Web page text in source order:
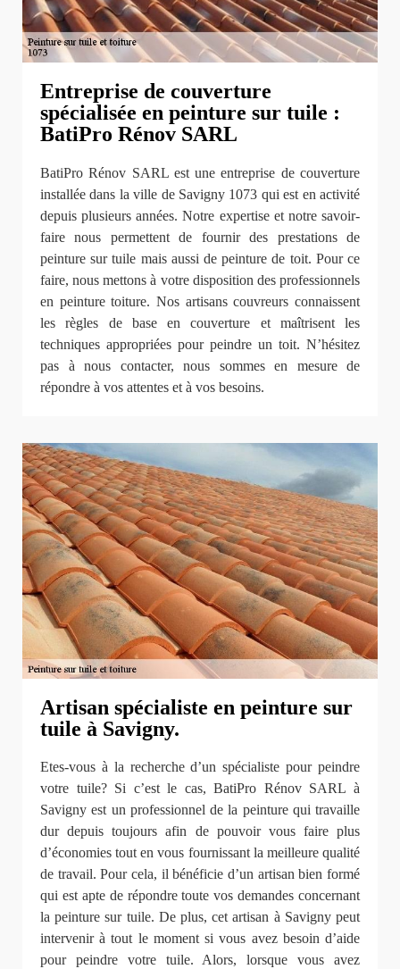
Entreprise de couverture
spécialisée en peinture sur tuile :
BatiPro Rénov SARL
BatiPro Rénov SARL est une entreprise de couverture
installée dans la ville de Savigny 1073 qui est en activité
depuis plusieurs années. Notre expertise et notre savoir-
faire nous permettent de fournir des prestations de
peinture sur tuile mais aussi de peinture de toit. Pour ce
faire, nous mettons à votre disposition des professionnels
en peinture toiture. Nos artisans couvreurs connaissent
les règles de base en couverture et maîtrisent les
techniques appropriées pour peindre un toit. N’hésitez
pas à nous contacter, nous sommes en mesure de
répondre à vos attentes et à vos besoins.
Artisan spécialiste en peinture sur
tuile à Savigny.
Etes-vous à la recherche d’un spécialiste pour peindre
votre tuile? Si c’est le cas, BatiPro Rénov SARL à
Savigny est un professionnel de la peinture qui travaille
dur depuis toujours afin de pouvoir vous faire plus
d’économies tout en vous fournissant la meilleure qualité
de travail. Pour cela, il bénéficie d’un artisan bien formé
qui est apte de répondre toute vos demandes concernant
la peinture sur tuile. De plus, cet artisan à Savigny peut
intervenir à tout le moment si vous avez besoin d’aide
pour peindre votre tuile. Alors, lorsque vous avez